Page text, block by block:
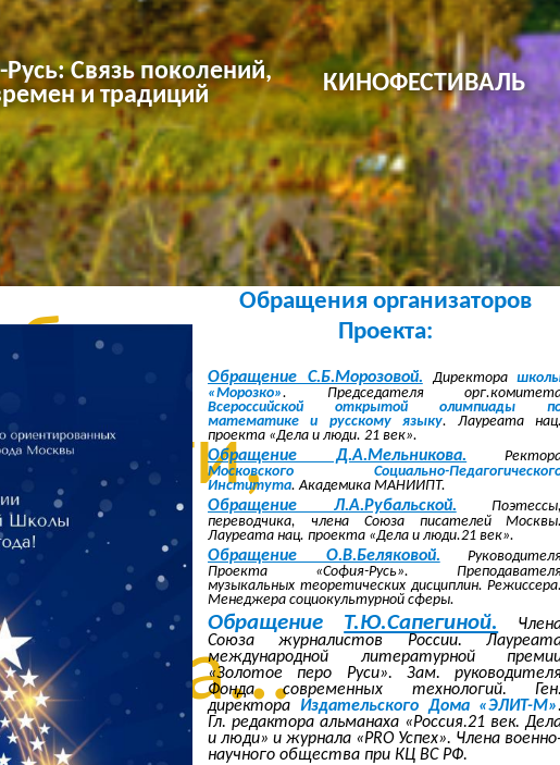
без
Связь поколений,
и традиций
КИНОФЕСТИВАЛЬ
Обращения организаторов
Проекта:
Обращение С.Б.Морозовой. Директора
«Морозко». Председателя
Всероссийской открытой олимпиады
математике и русскому языку. Лауреата
проекта «Дела и люди. 21 век».
Обращение Д.А.Мельникова.
Московского Социально-
Института. Академика МАНИИПТ.
Обращение Л.А.Рубальской.
переводчика, члена Союза писателей
Лауреата нац. проекта «Дела и люди.21 век».
Обращение О.В.Беляковой.
Проекта «София-Русь».
музыкальных теоретических дисциплин.
Менеджера социокультурной сферы.
Обращение Т.Ю.Сапегиной.
Союза журналистов России.
международной литературной
«Золотое перо Руси». Зам.
Фонда современных технологий.
директора Издательского Дома «ЭЛИТ-М»
Гл. редактора альманаха «Россия.21 век.
и люди» и журнала «PRO Успех». Члена
научного общества при КЦ ВС РФ.